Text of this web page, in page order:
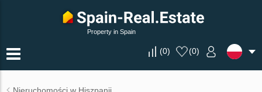
Property in Spain
(0) (0)